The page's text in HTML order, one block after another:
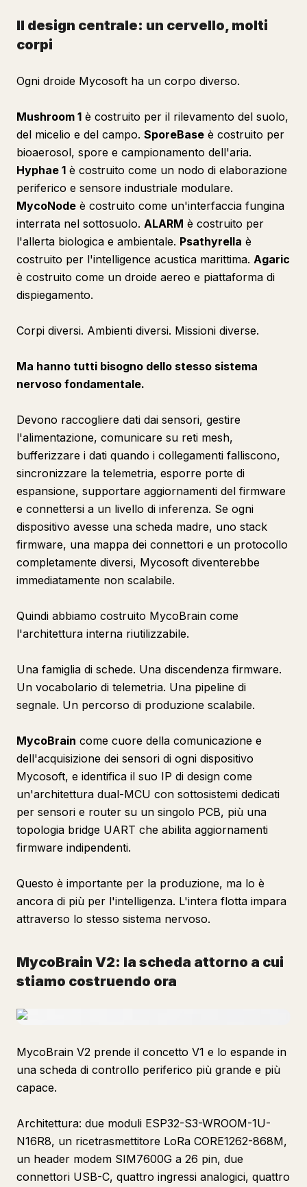
Il design centrale: un cervello, molti
corpi
Ogni droide Mycosoft ha un corpo diverso.
Mushroom 1 è costruito per il rilevamento del suolo,
del micelio e del campo. SporeBase è costruito per
bioaerosol, spore e campionamento dell'aria.
Hyphae 1 è costruito come un nodo di elaborazione
periferico e sensore industriale modulare.
MycoNode è costruito come un'interfaccia fungina
interrata nel sottosuolo. ALARM è costruito per
l'allerta biologica e ambientale. Psathyrella è
costruito per l'intelligence acustica marittima. Agaric
è costruito come un droide aereo e piattaforma di
dispiegamento.
Corpi diversi. Ambienti diversi. Missioni diverse.
Ma hanno tutti bisogno dello stesso sistema
nervoso fondamentale.
Devono raccogliere dati dai sensori, gestire
l'alimentazione, comunicare su reti mesh,
bufferizzare i dati quando i collegamenti falliscono,
sincronizzare la telemetria, esporre porte di
espansione, supportare aggiornamenti del firmware
e connettersi a un livello di inferenza. Se ogni
dispositivo avesse una scheda madre, uno stack
firmware, una mappa dei connettori e un protocollo
completamente diversi, Mycosoft diventerebbe
immediatamente non scalabile.
Quindi abbiamo costruito MycoBrain come
l'architettura interna riutilizzabile.
Una famiglia di schede. Una discendenza firmware.
Un vocabolario di telemetria. Una pipeline di
segnale. Un percorso di produzione scalabile.
MycoBrain come cuore della comunicazione e
dell'acquisizione dei sensori di ogni dispositivo
Mycosoft, e identifica il suo IP di design come
un'architettura dual-MCU con sottosistemi dedicati
per sensori e router su un singolo PCB, più una
topologia bridge UART che abilita aggiornamenti
firmware indipendenti.
Questo è importante per la produzione, ma lo è
ancora di più per l'intelligenza. L'intera flotta impara
attraverso lo stesso sistema nervoso.
MycoBrain V2: la scheda attorno a cui
stiamo costruendo ora
MycoBrain V2 prende il concetto V1 e lo espande in
una scheda di controllo periferico più grande e più
capace.
Architettura: due moduli ESP32-S3-WROOM-1U-
N16R8, un ricetrasmettitore LoRa CORE1262-868M,
un header modem SIM7600G a 26 pin, due
connettori USB-C, quattro ingressi analogici, quattro